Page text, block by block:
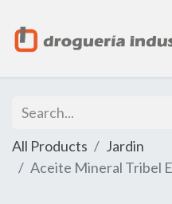
All Products
Jardin
Aceite Mineral Tribel